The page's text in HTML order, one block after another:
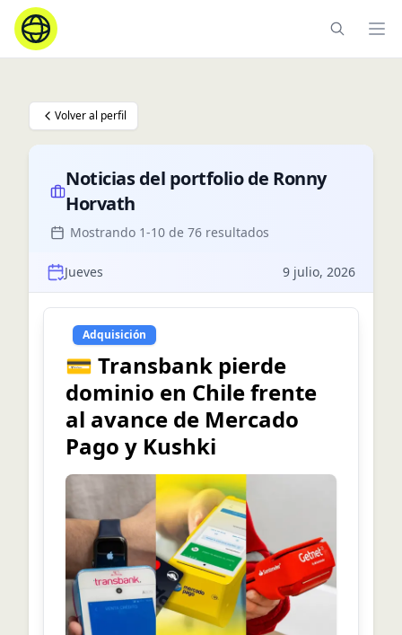
Volver al perfil
Noticias del portfolio de Ronny
Horvath
Mostrando 1-10 de 76 resultados
Jueves 9 julio, 2026
Adquisición
💳 Transbank pierde
dominio en Chile frente
al avance de Mercado
Pago y Kushki